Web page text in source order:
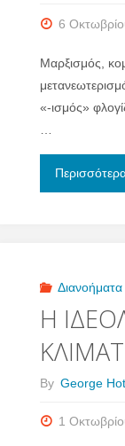
6
Μαρξισμός,
«-ισμός»
…
Διανοήματα
Η
By George
1